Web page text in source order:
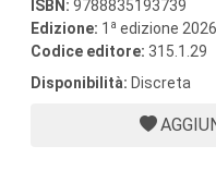
ISBN: 9788835193739
Edizione: 1 a edizione 2026
Codice editore: 315.1.29
Disponibilità: Discreta